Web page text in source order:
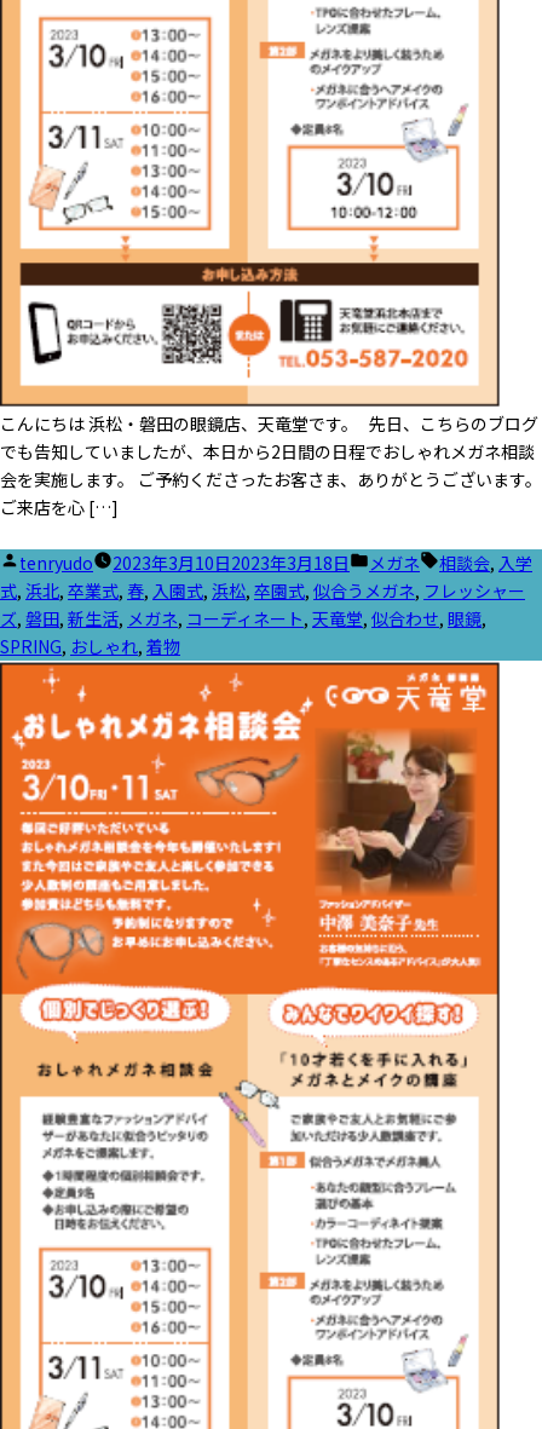
こんにちは 浜松・磐田の眼鏡店、天竜堂です。 先日、こちらのブログ
でも告知していましたが、本日から2日間の日程でおしゃれメガネ相談
会を実施します。 ご予約くださったお客さま、ありがとうございます。
ご来店を心 […]
投
稿
者:
tenryudo 2023年3月10日2023年3月18日
カ
テ
ゴ
ー:
メガネ
タ
グ:
相談会, 入学
式, 浜北, 卒業式, 春, 入園式, 浜松, 卒園式, 似合うメガネ, フレッシャー
ズ, 磐田, 新生活, メガネ, コーディネート, 天竜堂, 似合わせ, 眼鏡,
SPRING, おしゃれ, 着物